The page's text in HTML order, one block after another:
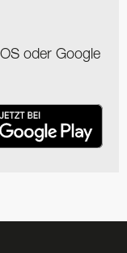
oder Google